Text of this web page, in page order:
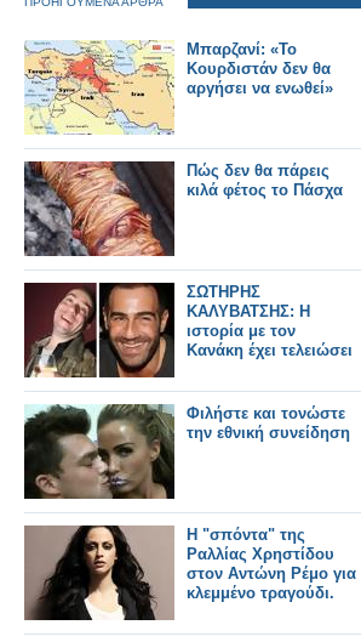
Μπαρζανί: «Το
Κουρδιστάν δεν θα
αργήσει να ενωθεί»
Πώς δεν θα πάρεις
κιλά φέτος το Πάσχα
ΣΩΤΗΡΗΣ
ΚΑΛΥΒΑΤΣΗΣ: Η
ιστορία με τον
Κανάκη έχει τελειώσει
Φιλήστε και τονώστε
την εθνική συνείδηση
Η "σπόντα" της
Ραλλίας Χρηστίδου
στον Αντώνη Ρέμο για
κλεμμένο τραγούδι.